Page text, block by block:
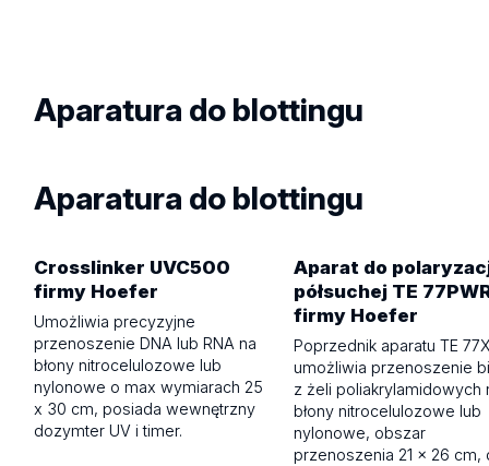
Aparatura do blottingu
Aparatura do blottingu
Crosslinker UVC500
firmy Hoefer
Umożliwia precyzyjne
przenoszenie DNA lub RNA na
błony nitrocelulozowe lub
nylonowe o max wymiarach 25
x 30 cm, posiada wewnętrzny
dozymter UV i timer.
Aparat do
półsuchej TE
firmy Hoefer
Poprzednik aparatu TE
umożliwia przenoszenie
z żeli poliakrylamidowych
błony nitrocelulozowe lub
nylonowe, obszar
przenoszenia 21 x 26 cm,